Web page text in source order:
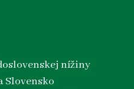
nížiny
Slovensko